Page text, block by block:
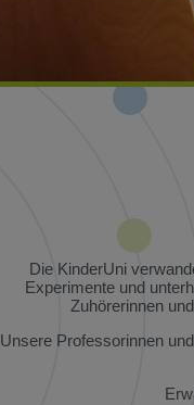
Die KinderUni
Experimente und
Zuhörerinnen
Unsere Professorinnen